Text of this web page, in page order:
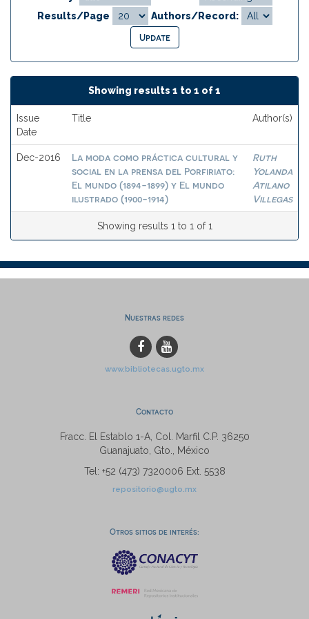
Results/Page
Authors/Record:
Showing results 1 to 1 of 1
Issue
Date
Title Author(s)
Dec-2016
La moda como práctica cultural y
social en la prensa del Porfiriato:
El mundo (1894-1899) y El mundo
ilustrado (1900-1914)
Ruth
Yolanda
Atilano
Villegas
Showing results 1 to 1 of 1
Nuestras redes
www.bibliotecas.ugto.mx
Contacto
Fracc. El Establo 1-A, Col. Marfil C.P. 36250
Guanajuato, Gto., México
Tel: +52 (473) 7320006 Ext. 5538
repositorio@ugto.mx
Otros sitios de interés: